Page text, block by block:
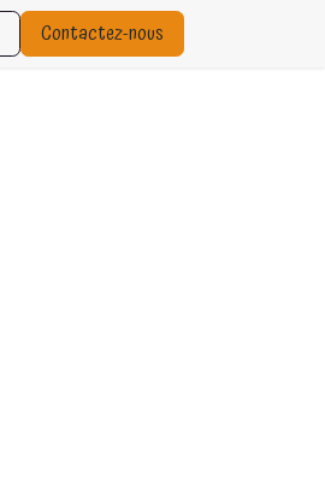
Contactez-nous